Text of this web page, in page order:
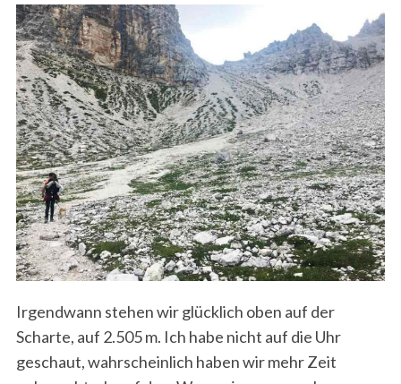
Irgendwann stehen wir glücklich oben auf der
Scharte, auf 2.505 m. Ich habe nicht auf die Uhr
geschaut, wahrscheinlich haben wir mehr Zeit